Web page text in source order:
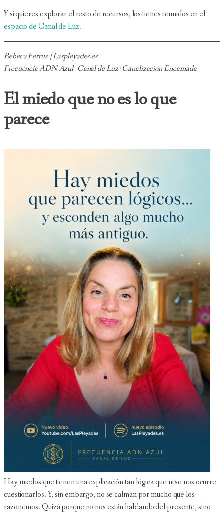
Y si quieres explorar el resto de recursos, los tienes reunidos en el
espacio de Canal de Luz.
Rebeca Ferruz | Laspleyades.es
Frecuencia ADN Azul · Canal de Luz · Canalización Encarnada
El miedo que no es lo que
parece
Hay miedos que tienen una explicación tan lógica que ni se nos ocurre
cuestionarlos. Y, sin embargo, no se calman por mucho que los
razonemos. Quizá porque no nos están hablando del presente, sino